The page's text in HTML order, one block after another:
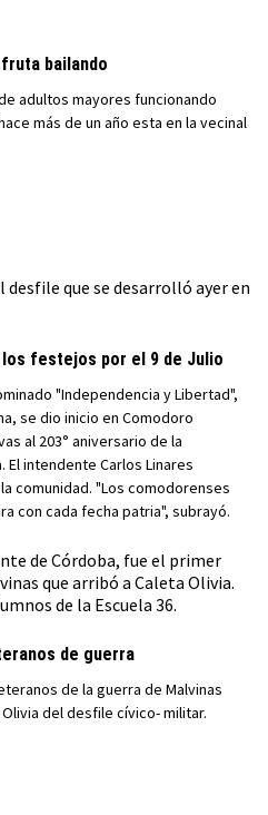
bailando
adultos mayores funcionando
más de un año esta en la vecinal
los festejos por el 9 de Julio
"Independencia y Libertad",
se dio inicio en Comodoro
al 203° aniversario de la
El intendente Carlos Linares
comunidad. "Los comodorenses
con cada fecha patria", subrayó.
de guerra
de la guerra de Malvinas
del desfile cívico- militar.